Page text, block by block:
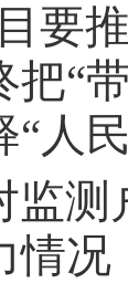
要
把“
“人
监测
情况